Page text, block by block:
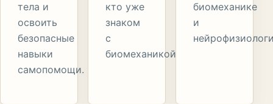
тела и
освоить
безопасные
навыки
самопомощи.
кто уже
знаком
с
биомеханикой.
биомеханике
и